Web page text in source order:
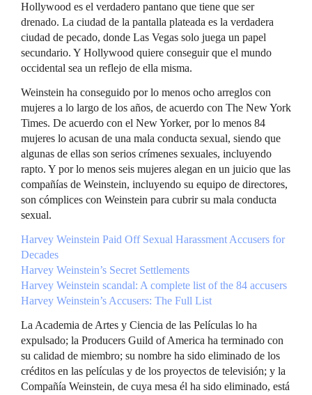
Hollywood es el verdadero pantano que tiene que ser
drenado. La ciudad de la pantalla plateada es la verdadera
ciudad de pecado, donde Las Vegas solo juega un papel
secundario. Y Hollywood quiere conseguir que el mundo
occidental sea un reflejo de ella misma.
Weinstein ha conseguido por lo menos ocho arreglos con
mujeres a lo largo de los años, de acuerdo con The New York
Times. De acuerdo con el New Yorker, por lo menos 84
mujeres lo acusan de una mala conducta sexual, siendo que
algunas de ellas son serios crímenes sexuales, incluyendo
rapto. Y por lo menos seis mujeres alegan en un juicio que las
compañías de Weinstein, incluyendo su equipo de directores,
son cómplices con Weinstein para cubrir su mala conducta
sexual.
Harvey Weinstein Paid Off Sexual Harassment Accusers for
Decades
Harvey Weinstein’s Secret Settlements
Harvey Weinstein scandal: A complete list of the 84 accusers
Harvey Weinstein’s Accusers: The Full List
La Academia de Artes y Ciencia de las Películas lo ha
expulsado; la Producers Guild of America ha terminado con
su calidad de miembro; su nombre ha sido eliminado de los
créditos en las películas y de los proyectos de televisión; y la
Compañía Weinstein, de cuya mesa él ha sido eliminado, está